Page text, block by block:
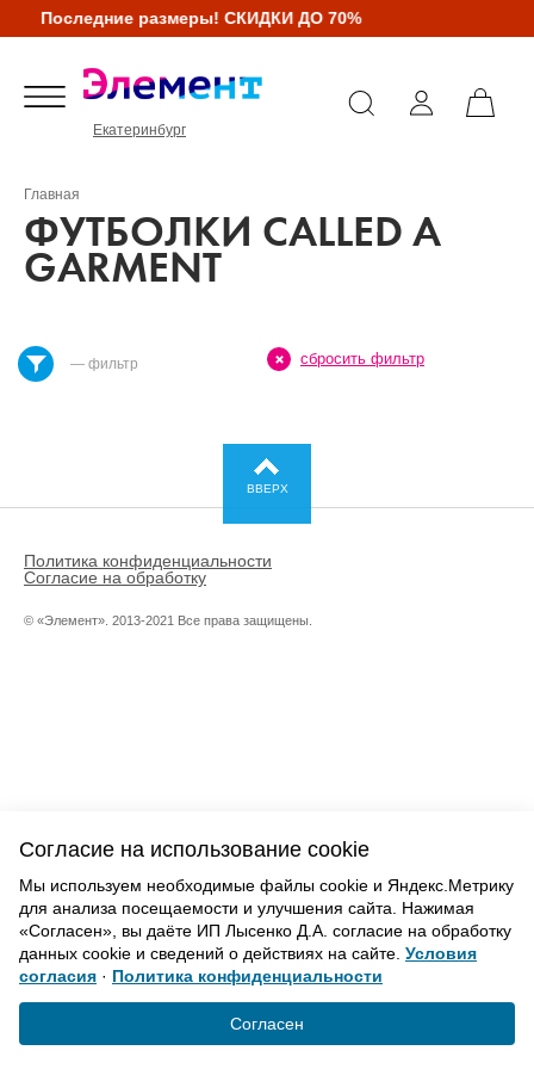
Последние размеры! СКИДКИ ДО 70%
Екатеринбург
Главная
ФУТБОЛКИ CALLED A
GARMENT
— фильтр сбросить фильтр
ВВЕРХ
Политика конфиденциальности
Согласие на обработку
© «Элемент». 2013-2021 Все права защищены.
Согласие на использование cookie
Мы используем необходимые файлы cookie и Яндекс.Метрику
для анализа посещаемости и улучшения сайта. Нажимая
«Согласен», вы даёте ИП Лысенко Д.А. согласие на обработку
данных cookie и сведений о действиях на сайте. Условия
согласия · Политика конфиденциальности
Согласен